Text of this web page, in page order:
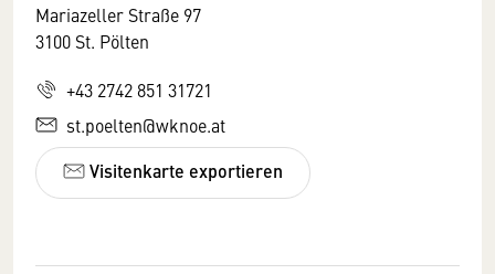
Mariazeller Straße 97
3100 St. Pölten
+43 2742 851 31721
st.poelten@wknoe.at
Visitenkarte exportieren